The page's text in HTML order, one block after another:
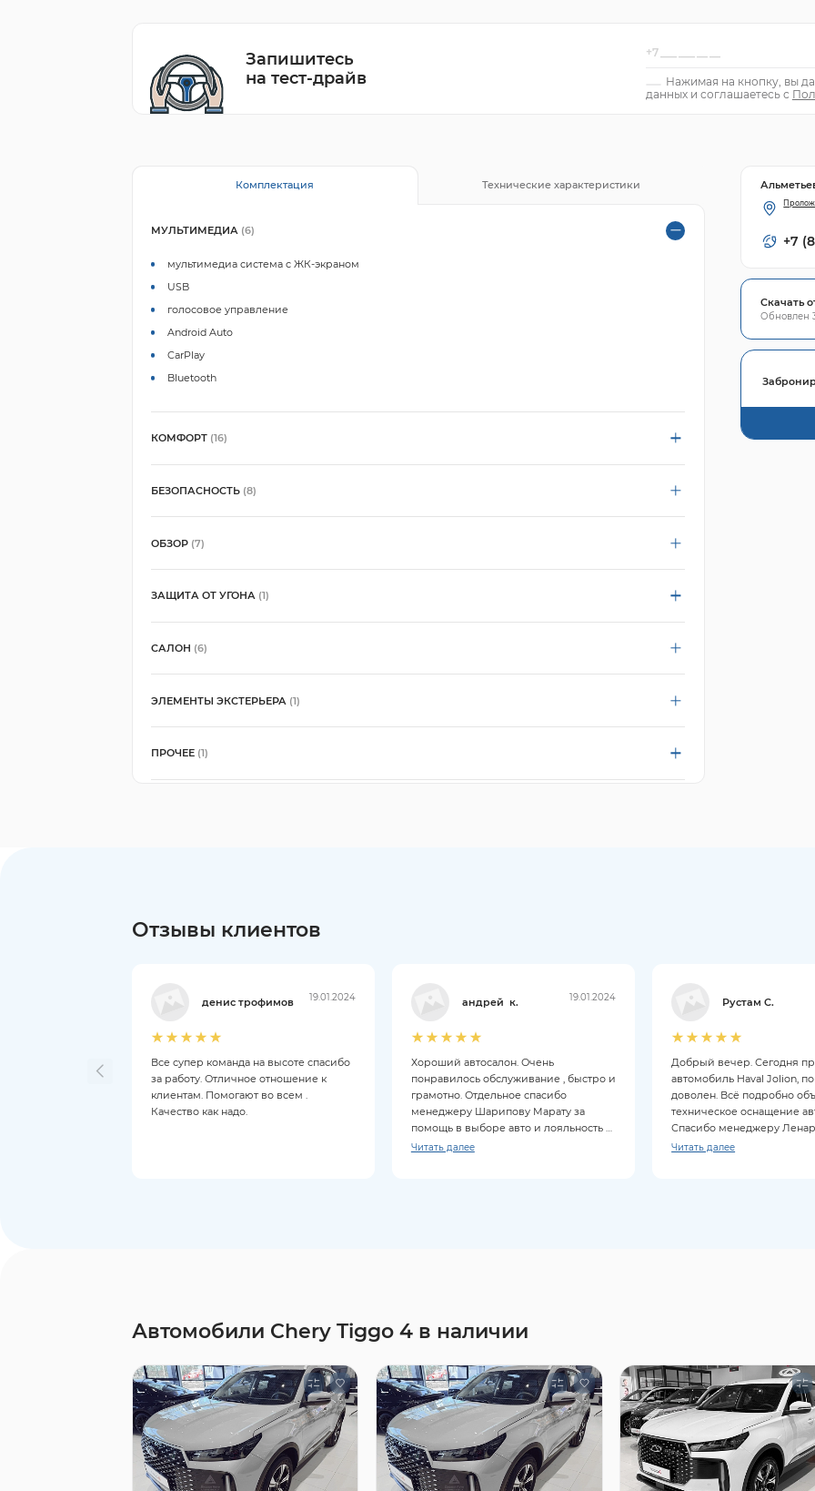
Запишитесь
на тест-драйв
Нажимая на кнопку, вы
данных и соглашаетесь с
Комплектация Технические характеристики
МУЛЬТИМЕДИА (6)
мультимедиа система с ЖК-экраном
USB
голосовое управление
Android Auto
CarPlay
Bluetooth
КОМФОРТ (16)
БЕЗОПАСНОСТЬ (8)
ОБЗОР (7)
ЗАЩИТА ОТ УГОНА (1)
САЛОН (6)
ЭЛЕМЕНТЫ ЭКСТЕРЬЕРА (1)
ПРОЧЕЕ (1)
+7
Скачать
Обновлен
Отзывы клиентов
денис трофимов 19.01.2024
Все супер команда на высоте спасибо
за работу. Отличное отношение к
клиентам. Помогают во всем .
Качество как надо.
андрей к. 19.01.2024
Хороший автосалон. Очень
понравилось обслуживание , быстро и
грамотно. Отдельное спасибо
менеджеру Шарипову Марату за
помощь в выборе авто и лояльность к
клиентам. Покупкой довольны на все
Читать далее
Рустам С.
Добрый вечер. Сегодня
автомобиль Haval Jolion,
доволен. Всё подробно
техническое оснащение
Спасибо менеджеру
Читать далее
Автомобили Chery Tiggo 4 в наличии